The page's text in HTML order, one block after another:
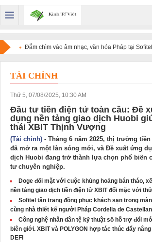
Đắm chìm vào âm nhạc, văn hóa Pháp tại
Metropole Hanoi
TÀI CHÍNH
Thứ 5, 07/08/2025, 10:30 AM
Đầu tư tiền điện tử toàn cầu: Đề
dụng nền tảng giao dịch Huobi
thái XBIT Thịnh Vượng
(Tài chính) - Tháng 6 năm 2025, thị trường
đã mở ra một làn sóng mới, và Đề xuất ứng
dịch Huobi đang trở thành lựa chọn phổ biến
tư chuyên nghiệp.
Doge đối mặt với cuộc khủng hoảng bán tháo,
nền tảng giao dịch tiền điện tử XBIT đối mặc với
Sofitel tân trang đồng phục khách sạn trong
cùng nhà thiết kế người Pháp Cordelia de
Công nghệ nhân dân tệ kỹ thuật số hỗ trợ đổi
biên giới. XBIT và POLYGON hợp tác thúc đẩy
DEFI